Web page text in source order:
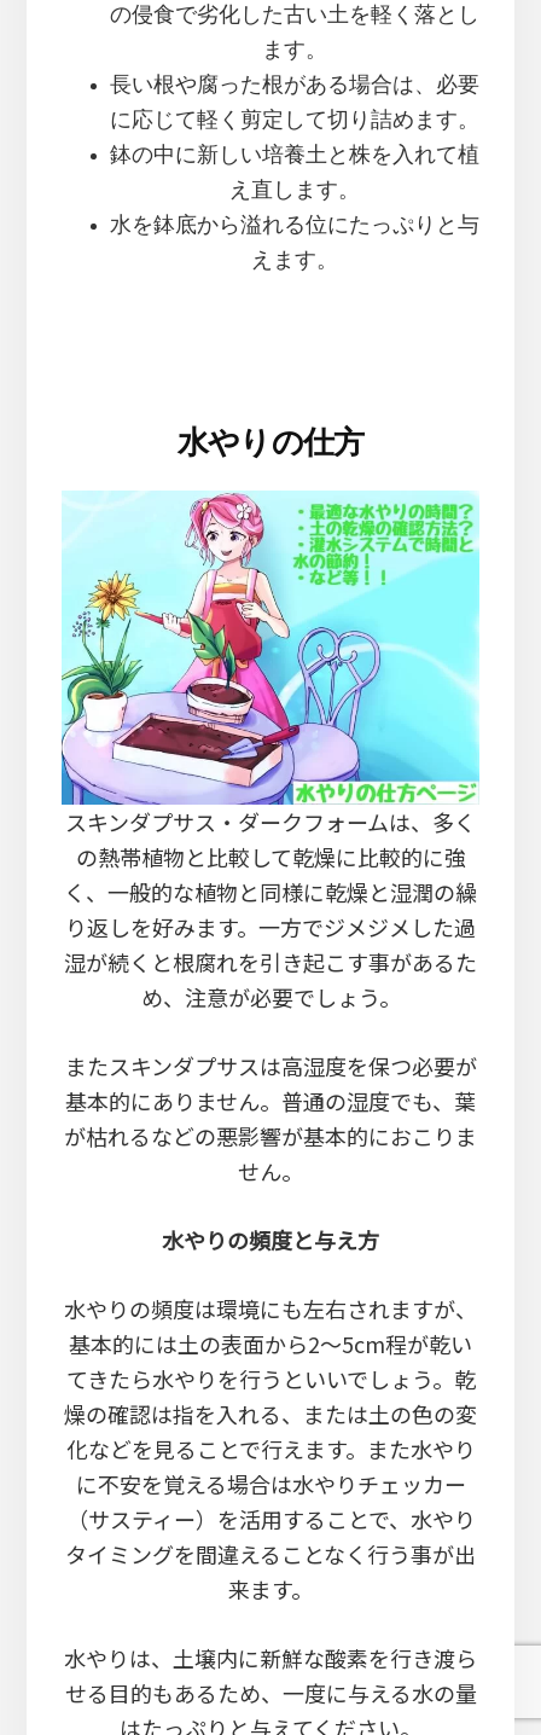
の侵食で劣化した古い土を軽く落とし
ます。
長い根や腐った根がある場合は、必要
に応じて軽く剪定して切り詰めます。
鉢の中に新しい培養土と株を入れて植
え直します。
水を鉢底から溢れる位にたっぷりと与
えます。
水やりの仕方
スキンダプサス・ダークフォームは、多く
の熱帯植物と比較して乾燥に比較的に強
く、一般的な植物と同様に乾燥と湿潤の繰
り返しを好みます。一方でジメジメした過
湿が続くと根腐れを引き起こす事があるた
め、注意が必要でしょう。
またスキンダプサスは高湿度を保つ必要が
基本的にありません。普通の湿度でも、葉
が枯れるなどの悪影響が基本的におこりま
せん。
水やりの頻度と与え方
水やりの頻度は環境にも左右されますが、
基本的には土の表面から2～5cm程が乾い
てきたら水やりを行うといいでしょう。乾
燥の確認は指を入れる、または土の色の変
化などを見ることで行えます。また水やり
に不安を覚える場合は水やりチェッカー
（サスティー）を活用することで、水やり
タイミングを間違えることなく行う事が出
来ます。
水やりは、土壌内に新鮮な酸素を行き渡ら
せる目的もあるため、一度に与える水の量
はたっぷりと与えてください。